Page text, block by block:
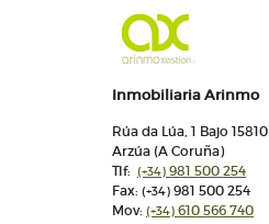
Inmobiliaria Arinmo
Rúa da Lúa, 1 Bajo 15810
Arzúa (A Coruña)
Tlf: (+34) 981 500 254
Fax: (+34) 981 500 254
Mov: (+34) 610 566 740